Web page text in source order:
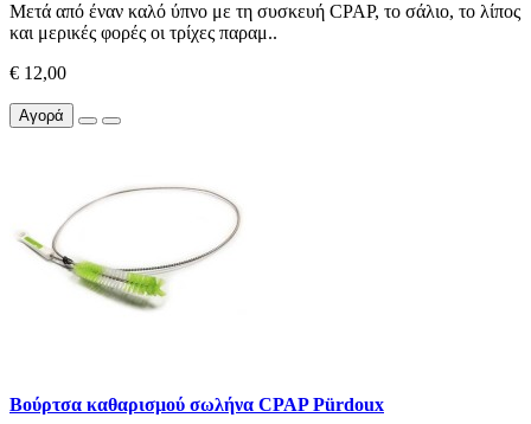
Μετά από έναν καλό ύπνο με τη συσκευή CPAP, το σάλιο, το λίπος
και μερικές φορές οι τρίχες παραμ..
€ 12,00
Αγορά
Βούρτσα καθαρισμού σωλήνα CPAP Pürdoux